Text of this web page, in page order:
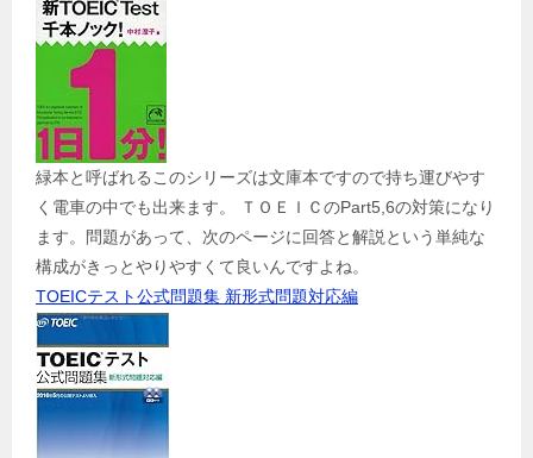
緑本と呼ばれるこのシリーズは文庫本ですので持ち運びやす
く電車の中でも出来ます。 ＴＯＥＩＣのPart5,6の対策になり
ます。問題があって、次のページに回答と解説という単純な
構成がきっとやりやすくて良いんですよね。
TOEICテスト公式問題集 新形式問題対応編